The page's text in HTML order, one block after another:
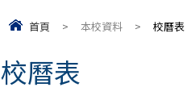
首頁 > 本校資料 > 校曆表
校曆表